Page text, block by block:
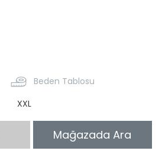
Beden Tablosu
XXL
Mağazada Ara